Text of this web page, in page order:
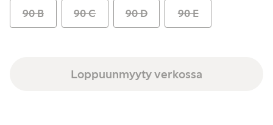
90 B 90 C 90 D 90 E
Loppuunmyyty verkossa